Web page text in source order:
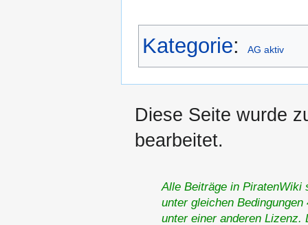
Kategorie: AG aktiv
Diese Seite wurde
bearbeitet.
Alle Beiträge in PiratenWiki
unter gleichen
unter einer anderen